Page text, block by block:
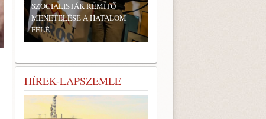
SZOCIALISTÁK RÉMÍTŐ
MENETELÉSE A HATALOM
FELÉ
HÍREK-LAPSZEMLE